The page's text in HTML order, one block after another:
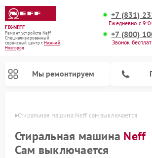
FIX-NEFF
Ремонт устройств Neff
Специализированный
cервисный центр г.Нижний
Новгород
+7 (831)
Ежедневно с
+7 (800)
Звонок
Мы ремонтируем
Стиральная машина Neff сам выключается
Стиральная машина Neff
Сам выключается